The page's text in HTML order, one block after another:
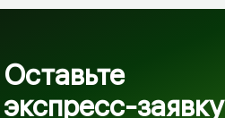
Оставьте
экспресс-заявку